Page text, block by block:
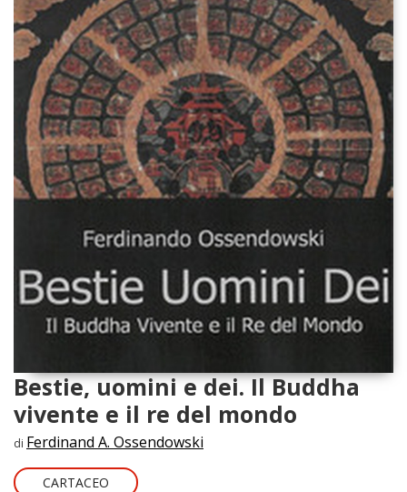
Bestie, uomini e dei. Il Buddha
vivente e il re del mondo
di Ferdinand A. Ossendowski
CARTACEO